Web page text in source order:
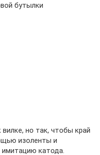
бутылки
но так, чтобы край
изоленты и
имитацию катода.